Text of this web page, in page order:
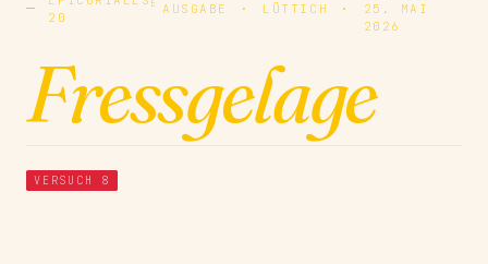
20
E AUSGABE · LÜTTICH ·
25. MAI
2026
Fressgelage
VERSUCH 8